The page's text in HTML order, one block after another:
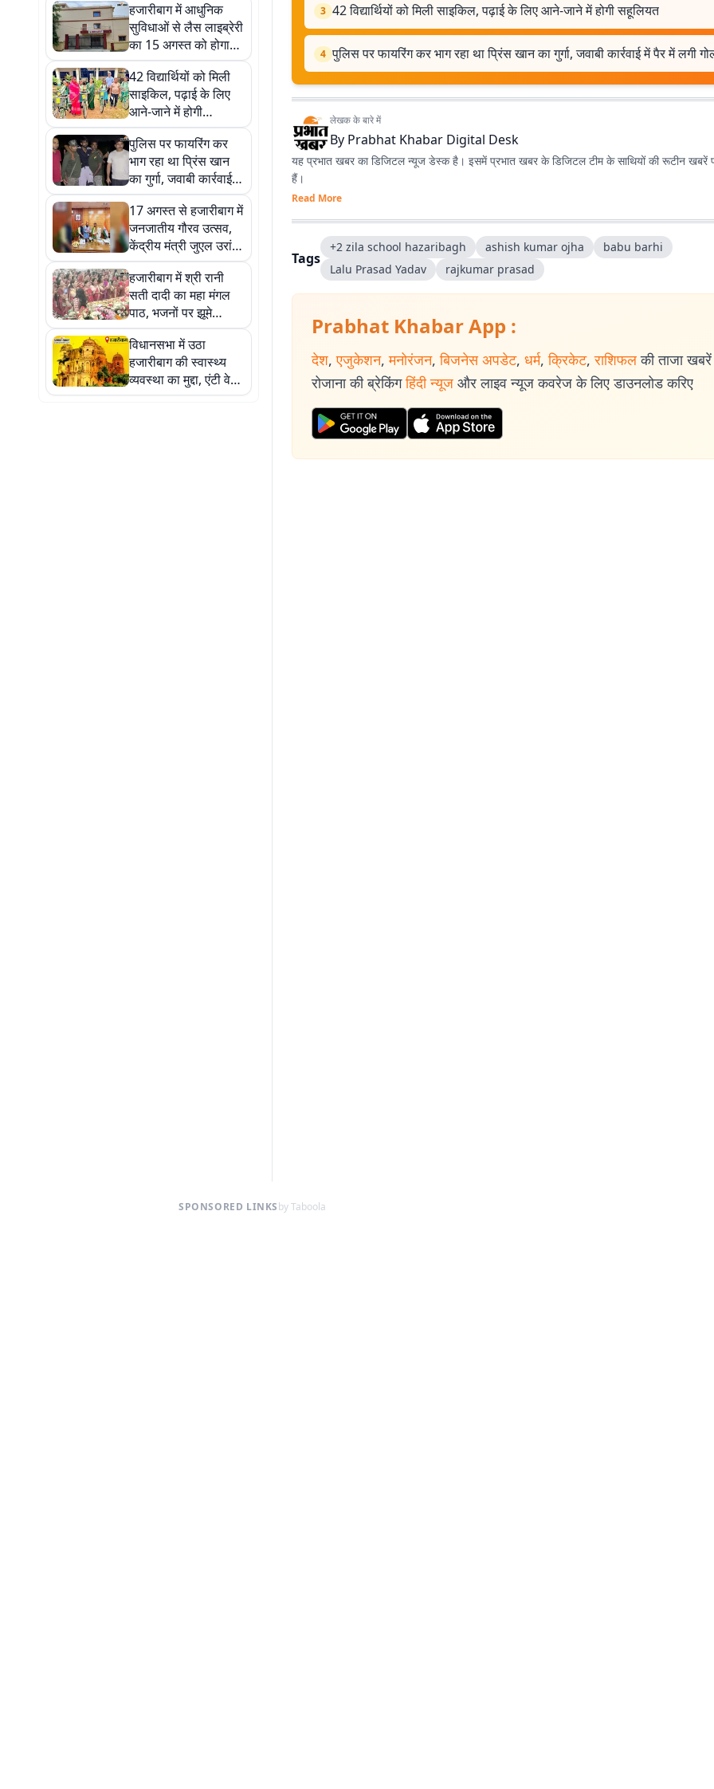
हजारीबाग में आधुनिक
सुविधाओं से लैस लाइब्रेरी
का 15 अगस्त को होगा
शुभारंभ
42 विद्यार्थियों को मिली
साइकिल, पढ़ाई के लिए
आने-जाने में होगी
सहूलियत
पुलिस पर फायरिंग कर
भाग रहा था प्रिंस खान
का गुर्गा, जवाबी कार्रवाई में
पैर में लगी गोली
17 अगस्त से हजारीबाग में
जनजातीय गौरव उत्सव,
केंद्रीय मंत्री जुएल उरांव
को दिया गया उद्घाटन का
न्योता
हजारीबाग में श्री रानी
सती दादी का महा मंगल
पाठ, भजनों पर झूमे
श्रद्धालु
विधानसभा में उठा
हजारीबाग की स्वास्थ्य
व्यवस्था का मुद्दा, एंटी वेनम
की नियमित जांच की मांग
3 42 विद्यार्थियों को मिली साइकिल, पढ़ाई के लिए आने-जाने में होगी सहूलियत
4 पुलिस पर फायरिंग कर भाग रहा था प्रिंस खान का गुर्गा, जवाबी कार्रवाई में पैर में लगी
लेखक के बारे में
By Prabhat Khabar Digital Desk
यह प्रभात खबर का डिजिटल न्यूज डेस्क है। इसमें प्रभात खबर के डिजिटल टीम के साथियों की रूटीन खबरें
हैं।
Read More
Tags
+2 zila school hazaribagh ashish kumar ojha
babu barhi
Lalu Prasad Yadav
rajkumar prasad
Prabhat Khabar App :
देश, एजुकेशन, मनोरंजन, बिजनेस अपडेट, धर्म, क्रिकेट, राशिफल की ताजा
रोजाना की ब्रेकिंग हिंदी न्यूज और लाइव न्यूज कवरेज के लिए डाउनलोड करिए
SPONSORED LINKSby Taboola